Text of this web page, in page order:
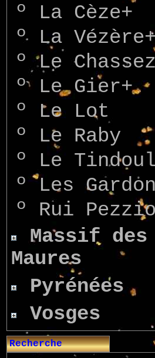
º La Cèze+
ºLa Vézère+
º Le
ºLe Gier+
º Le Lot
º Le Raby
º Le Tindoul
º Les
º Rui
Massif des
Maures
Pyrénées
Vosges
Recherche